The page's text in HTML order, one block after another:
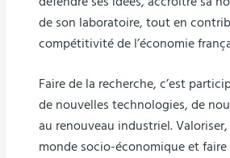
de son laboratoire, tout en
compétitivité de l’économie
Faire de la recherche, c’est
de nouvelles technologies, de
au renouveau industriel. Valoriser,
monde socio-économique et faire